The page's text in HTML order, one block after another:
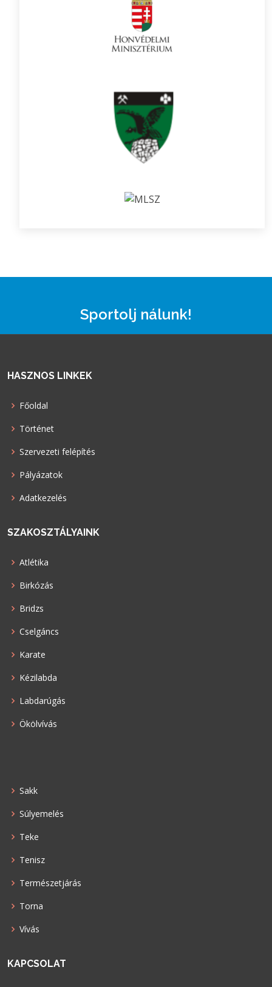
Sportolj nálunk!
HASZNOS LINKEK
Főoldal
Történet
Szervezeti felépítés
Pályázatok
Adatkezelés
SZAKOSZTÁLYAINK
Atlétika
Birkózás
Bridzs
Cselgáncs
Karate
Kézilabda
Labdarúgás
Ökölvívás
Sakk
Súlyemelés
Teke
Tenisz
Természetjárás
Torna
Vívás
KAPCSOLAT